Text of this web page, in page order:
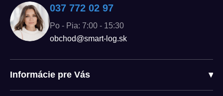
037 772 02 97
Po - Pia: 7:00 - 15:30
obchod@smart-log.sk
Informácie pre Vás ▾